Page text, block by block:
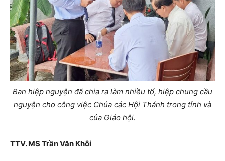
Ban hiệp nguyện đã chia ra làm nhiều tổ, hiệp chung cầu
nguyện cho công việc Chúa các Hội Thánh trong tỉnh và
của Giáo hội.
TTV. MS Trần Văn Khôi